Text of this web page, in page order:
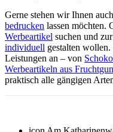
Gerne stehen wir Ihnen
bedrucken lassen möchten.
Werbeartikel suchen und
individuell gestalten wollen.
Leistungen an – von
Werbeartikeln aus
praktisch alle gängigen